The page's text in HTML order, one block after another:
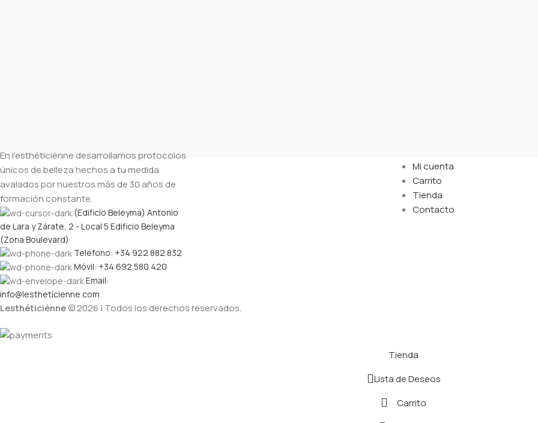
En l’esthéticiènne desarrollamos protocolos
únicos de belleza hechos a tu medida
avalados por nuestros más de 30 años de
formación constante.
(Edificio Beleyma) Antonio
de Lara y Zárate, 2 - Local 5 Edificio Beleyma
(Zona Boulevard)
Teléfono: +34 922 882 832
Móvil: +34 692 580 420
Email:
info@lestheticienne.com
Mi cuenta
Carrito
Tienda
Contacto
Lesthéticiènne© 2026 | Todos los derechos reservados.
Tienda
Lista de Deseos
Carrito